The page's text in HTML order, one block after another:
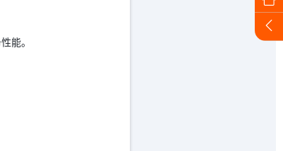
能。